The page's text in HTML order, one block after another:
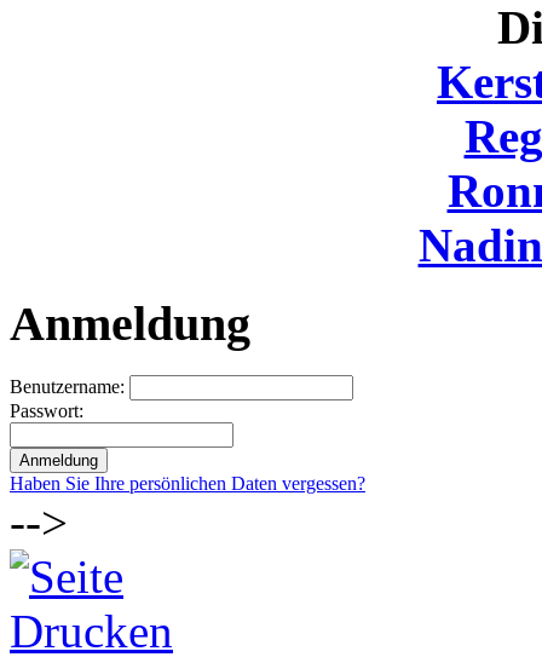
Anmeldung
Benutzername:
Passwort:
Haben Sie Ihre persönlichen Daten vergessen?
-->